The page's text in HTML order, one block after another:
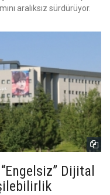
aralıksız sürdürüyor.
Dijital